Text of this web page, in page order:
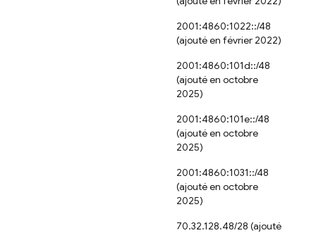
2001:4860:1022::/48
(ajouté en février 2022)
2001:4860:101d::/48
(ajouté en octobre
2025)
2001:4860:101e::/48
(ajouté en octobre
2025)
2001:4860:1031::/48
(ajouté en octobre
2025)
70.32.128.48/28 (ajouté